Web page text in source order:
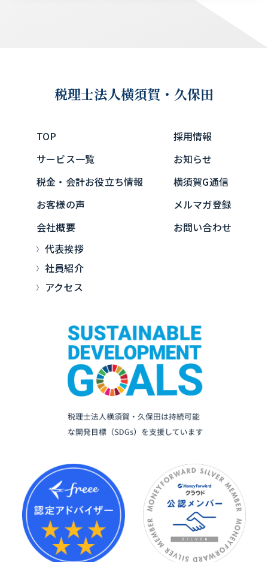
税理士法人横須賀・久保田
TOP
サービス一覧
税金・会計お役立ち情報
お客様の声
会社概要
代表挨拶
社員紹介
アクセス
採用情報
お知らせ
横須賀G通信
メルマガ登録
お問い合わせ